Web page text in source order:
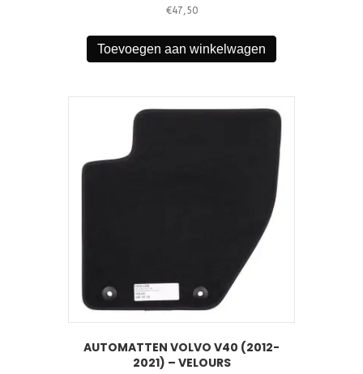
€47,50
Toevoegen aan winkelwagen
AUTOMATTEN VOLVO V40 (2012-
2021) – VELOURS